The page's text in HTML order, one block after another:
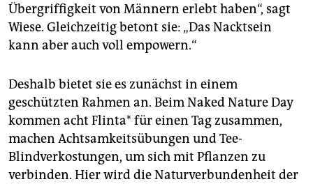
Übergriffigkeit von Männern erlebt haben“, sagt
Wiese. Gleichzeitig betont sie: „Das Nacktsein
kann aber auch voll empowern.“
Deshalb bietet sie es zunächst in einem
geschützten Rahmen an. Beim Naked Nature Day
kommen acht Flinta* für einen Tag zusammen,
machen Achtsamkeitsübungen und Tee-
Blindverkostungen, um sich mit Pflanzen zu
verbinden. Hier wird die Naturverbundenheit der